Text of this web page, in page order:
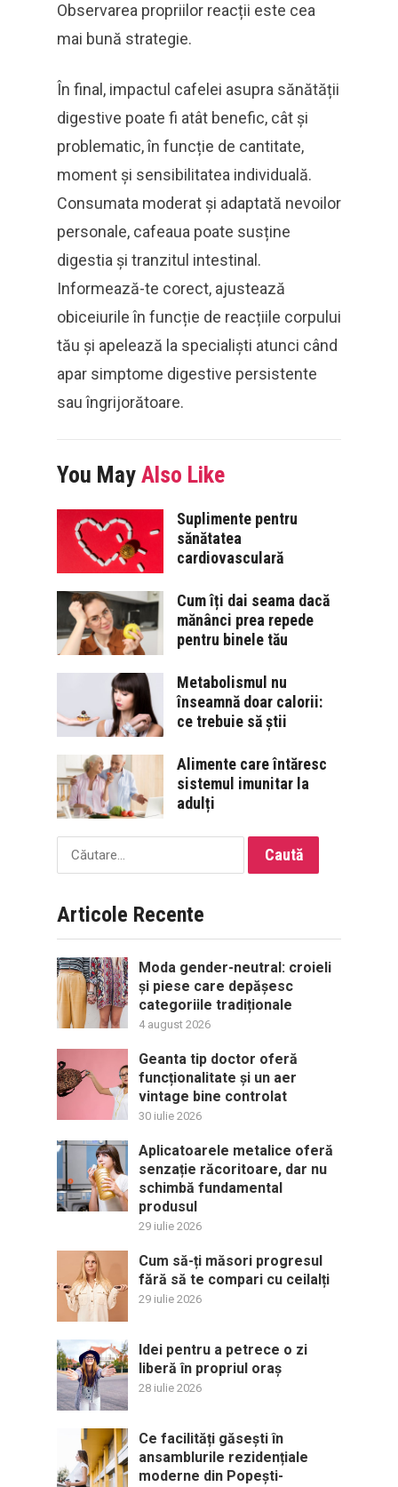
Observarea propriilor reacții este cea
mai bună strategie.
În final, impactul cafelei asupra sănătății
digestive poate fi atât benefic, cât și
problematic, în funcție de cantitate,
moment și sensibilitatea individuală.
Consumata moderat și adaptată nevoilor
personale, cafeaua poate susține
digestia și tranzitul intestinal.
Informează-te corect, ajustează
obiceiurile în funcție de reacțiile corpului
tău și apelează la specialiști atunci când
apar simptome digestive persistente
sau îngrijorătoare.
You May Also Like
Suplimente pentru
sănătatea
cardiovasculară
Cum îți dai seama dacă
mănânci prea repede
pentru binele tău
Metabolismul nu
înseamnă doar calorii:
ce trebuie să știi
Alimente care întăresc
sistemul imunitar la
adulți
Caută
după:
Articole Recente
Moda gender-neutral: croieli
și piese care depășesc
categoriile tradiționale
4 august 2026
Geanta tip doctor oferă
funcționalitate și un aer
vintage bine controlat
30 iulie 2026
Aplicatoarele metalice oferă
senzație răcoritoare, dar nu
schimbă fundamental
produsul
29 iulie 2026
Cum să-ți măsori progresul
fără să te compari cu ceilalți
29 iulie 2026
Idei pentru a petrece o zi
liberă în propriul oraș
28 iulie 2026
Ce facilități găsești în
ansamblurile rezidențiale
moderne din Popești-